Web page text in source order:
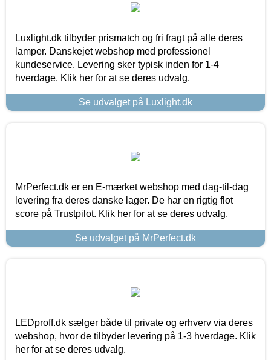
Luxlight.dk tilbyder prismatch og fri fragt på alle deres
lamper. Danskejet webshop med professionel
kundeservice. Levering sker typisk inden for 1-4
hverdage. Klik her for at se deres udvalg.
Se udvalget på Luxlight.dk
MrPerfect.dk er en E-mærket webshop med dag-til-dag
levering fra deres danske lager. De har en rigtig flot
score på Trustpilot. Klik her for at se deres udvalg.
Se udvalget på MrPerfect.dk
LEDproff.dk sælger både til private og erhverv via deres
webshop, hvor de tilbyder levering på 1-3 hverdage. Klik
her for at se deres udvalg.